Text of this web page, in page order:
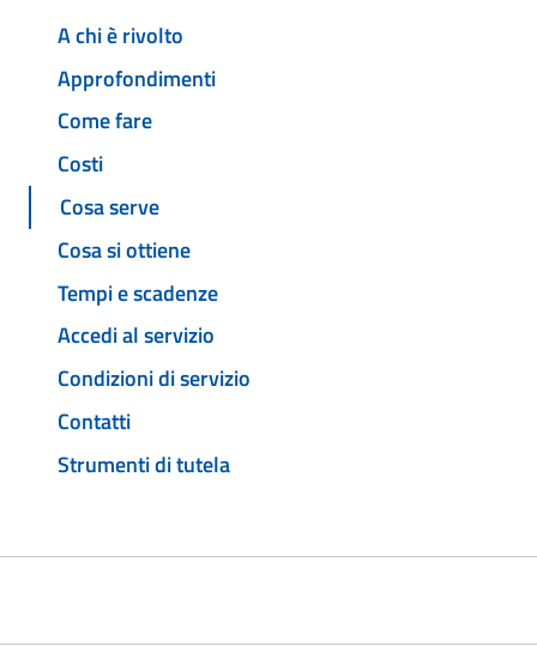
A chi è rivolto
Approfondimenti
Come fare
Costi
Cosa serve
Cosa si ottiene
Tempi e scadenze
Accedi al servizio
Condizioni di servizio
Contatti
Strumenti di tutela